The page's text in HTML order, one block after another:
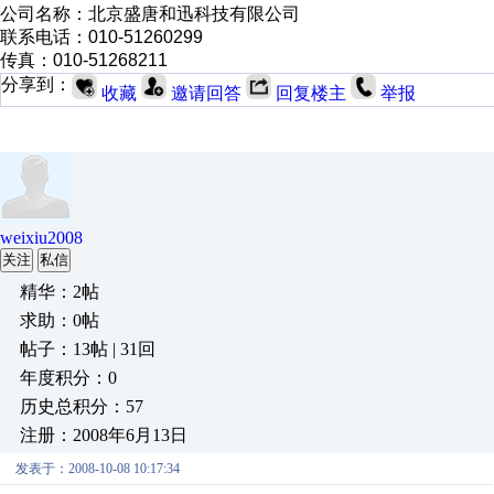
公司名称：北京盛唐和迅科技有限公司
联系电话：010-51260299
传真：010-51268211
分享到：
收藏 邀请回答 回复楼主 举报
weixiu2008
关注 私信
精华：2帖
求助：0帖
帖子：13帖 | 31回
年度积分：0
历史总积分：57
注册：2008年6月13日
发表于：2008-10-08 10:17:34